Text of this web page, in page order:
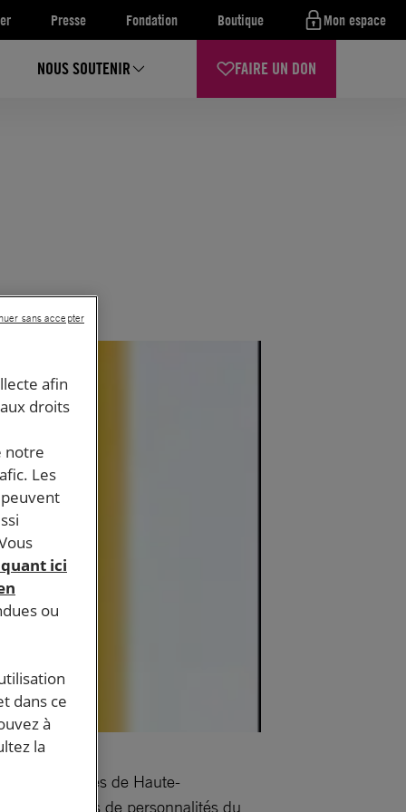
Presse Fondation Boutique Mon espace
NOUS SOUTENIR FAIRE UN DON
les groupes de Haute-
interventions de personnalités du
afin
droits
notre
Les
ici
ou
dans ce
à
la
sans accepter